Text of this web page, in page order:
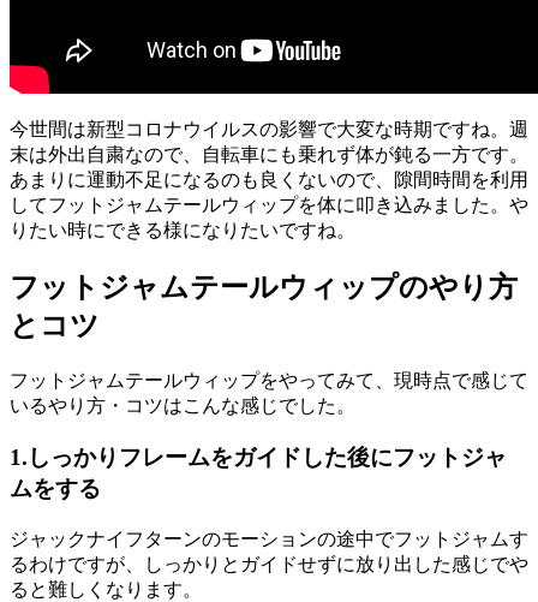
今世間は新型コロナウイルスの影響で大変な時期ですね。週
末は外出自粛なので、自転車にも乗れず体が鈍る一方です。
あまりに運動不足になるのも良くないので、隙間時間を利用
してフットジャムテールウィップを体に叩き込みました。や
りたい時にできる様になりたいですね。
フットジャムテールウィップのやり方
とコツ
フットジャムテールウィップをやってみて、現時点で感じて
いるやり方・コツはこんな感じでした。
1.しっかりフレームをガイドした後にフットジャ
ムをする
ジャックナイフターンのモーションの途中でフットジャムす
るわけですが、しっかりとガイドせずに放り出した感じでや
ると難しくなります。